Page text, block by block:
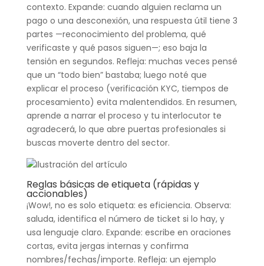
contexto. Expande: cuando alguien reclama un
pago o una desconexión, una respuesta útil tiene 3
partes —reconocimiento del problema, qué
verificaste y qué pasos siguen—; eso baja la
tensión en segundos. Refleja: muchas veces pensé
que un “todo bien” bastaba; luego noté que
explicar el proceso (verificación KYC, tiempos de
procesamiento) evita malentendidos. En resumen,
aprende a narrar el proceso y tu interlocutor te
agradecerá, lo que abre puertas profesionales si
buscas moverte dentro del sector.
Reglas básicas de etiqueta (rápidas y
accionables)
¡Wow!, no es solo etiqueta: es eficiencia. Observa:
saluda, identifica el número de ticket si lo hay, y
usa lenguaje claro. Expande: escribe en oraciones
cortas, evita jergas internas y confirma
nombres/fechas/importe. Refleja: un ejemplo